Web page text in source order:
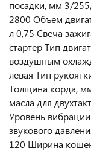
посадки, мм 3/
2800 Объем
л 0,75 Свеча
стартер Тип
воздушным
левая Тип
Толщина корда,
масла для
Уровень
звукового
120 Ширина